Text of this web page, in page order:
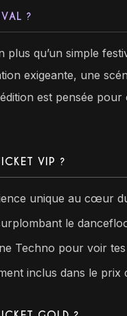
?
plus qu’un simple
exigeante, une
est pensée
VIP ?
unique au cœur
le
Techno pour voir
inclus dans le prix